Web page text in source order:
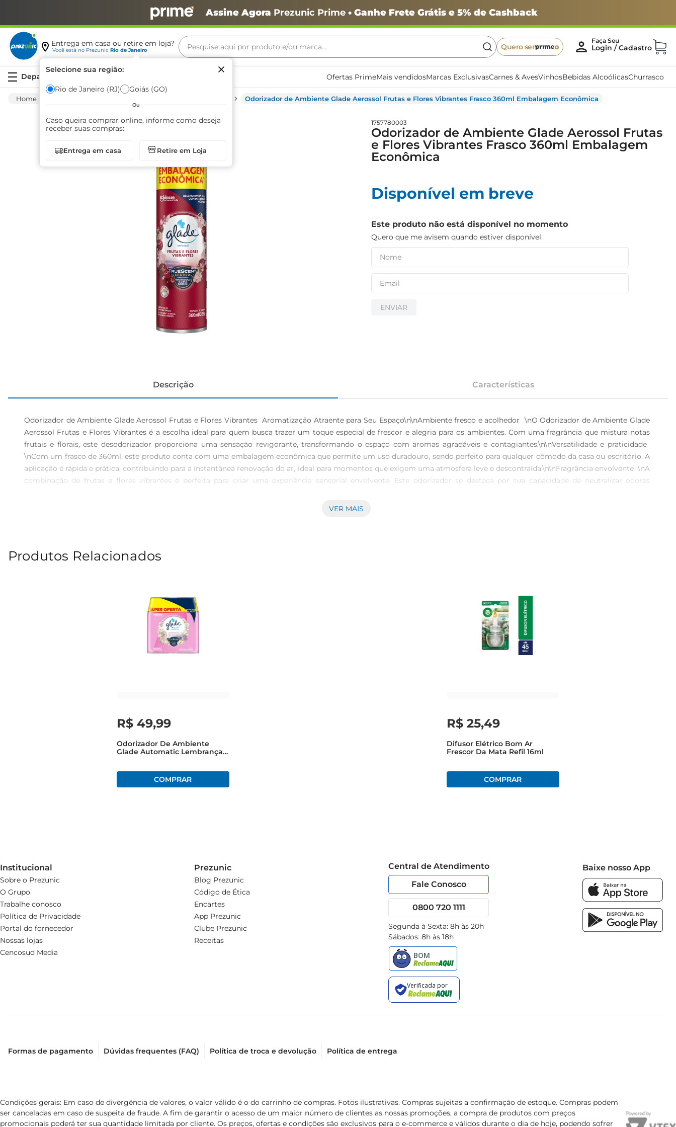
Assine Agora Prezunic Prime• Ganhe Frete Grátis e 5% de Cashback
Entrega em casa ou retire em loja?
Você está no Prezunic Rio de Janeiro
Selecione sua região:
Rio de Janeiro (RJ) Goiás (GO)
Ou
Caso queira comprar online, informe como deseja
receber suas compras:
Entrega em casa Retire em Loja
Pesquise aqui por produto e/ou marca...
Quero ser
Ofertas PrimeMais vendidosMarcas ExclusivasCarnes & AvesVinhosBebidas AlcoólicasChurrasco
Odorizador de Ambiente Glade Aerossol Frutas e Flores Vibrantes Frasco 360ml Embalagem Econômica
1757780003
Odorizador de Ambiente Glade Aerossol Frutas
e Flores Vibrantes Frasco 360ml Embalagem
Econômica
Disponível em breve
Este produto não está disponível no momento
Quero que me avisem quando estiver disponível
ENVIAR
Descrição Características
Odorizador de Ambiente Glade Aerossol Frutas e Flores Vibrantes  Aromatização Atraente para Seu Espaço\n\nAmbiente fresco e acolhedor  \nO Odorizador de Ambiente Glade
Aerossol Frutas e Flores Vibrantes é a escolha ideal para quem busca trazer um toque especial de frescor e alegria para os ambientes. Com uma fragrância que mistura notas
frutais e florais, este desodorizador proporciona uma sensação revigorante, transformando o espaço com aromas agradáveis e contagiantes.\n\nVersatilidade e praticidade
\nCom um frasco de 360ml, este produto conta com uma embalagem econômica que permite um uso duradouro, sendo perfeito para qualquer cômodo da casa ou escritório. A
aplicação é rápida e prática, contribuindo para a instantânea renovação do ar, ideal para momentos que exigem uma atmosfera leve e descontraída.\n\nFragrância envolvente  \nA
combinação de frutas e flores vibrantes é perfeita para criar uma experiência sensorial envolvente. Este odorizador se destaca por sua capacidade de neutralizar odores
Glade  \nA marca Glade é reconhecida por sua excelência em produtos de aromatização, garantindo fragrâncias de qualidade que valorizama experiência de uso. O Odorizador de
VER MAIS
Produtos Relacionados
R$ 49,99
Odorizador De Ambiente
Glade Automatic Lembranças
R$ 25,49
Difusor Elétrico Bom Ar
Frescor Da Mata Refil 16ml
Institucional
Sobre o Prezunic
O Grupo
Trabalhe conosco
Política de Privacidade
Portal do fornecedor
Nossas lojas
Cencosud Media
Prezunic
Blog Prezunic
Código de Ética
Encartes
App Prezunic
Clube Prezunic
Receitas
Central de Atendimento
Fale Conosco
0800 720 1111
Segunda à Sexta: 8h às 20h
Sábados: 8h às 18h
Baixe nosso App
Formas de pagamento Dúvidas frequentes (FAQ) Política de troca e devolução Política de entrega
Condições gerais: Em caso de divergência de valores, o valor válido é o do carrinho de compras. Fotos ilustrativas. Compras sujeitas a confirmação de estoque. Compras podem
ser canceladas em caso de suspeita de fraude. A fim de garantir o acesso de um maior número de clientes as nossas promoções, a compra de produtos com preços
promocionais poderá ter sua quantidade limitada por cliente. Os preços, ofertas e condições são exclusivos para o e-commerce e válidos durante o dia de hoje, podendo sofrer
Termos mais buscados
café
arroz
biscoito
azeite
iogurte
papel higiênico
cerveja